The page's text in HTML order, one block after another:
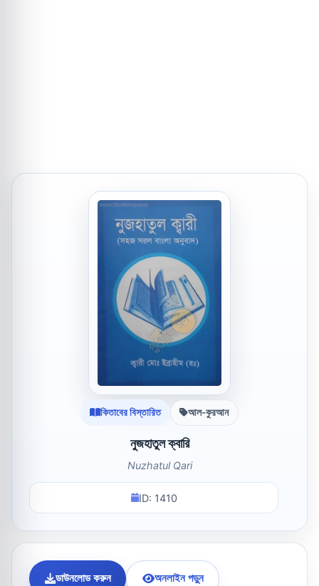
কিতাবের বিস্তারিত আল-কুরআন
নুজহাতুল ক্বারি
Nuzhatul Qari
ID: 1410
ডাউনলোড করুন অনলাইন পড়ুন